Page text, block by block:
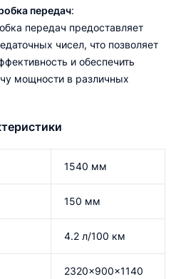
передач:
передач предоставляет
чисел, что позволяет
и обеспечить
мощности в различных
1540 мм
150 мм
4.2 л/100 км
2320x900x1140